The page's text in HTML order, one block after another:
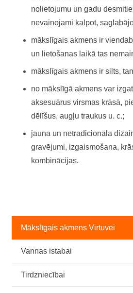
nolietojumu un gadu
nevainojami kalpot,
mākslīgais akmens ir
un lietošanas laikā tas
mākslīgais akmens ir silts,
no mākslīgā akmens var
aksesuārus virsmas krāsā,
dēlīšus, augļu traukus u. c.;
jauna un netradicionāla
gravējumi, izgaismošana,
kombinācijas.
Mākslīgais akmens Virtuvei
Vannas istabai
Tirdzniecībai